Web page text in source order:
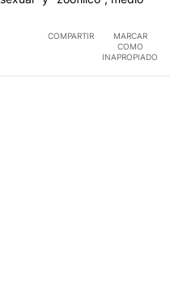
COMPARTIR
MARCAR
COMO
INAPROPIADO